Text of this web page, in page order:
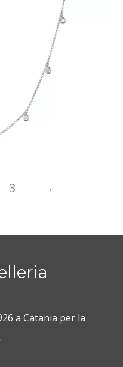
3 →
a Catania per la